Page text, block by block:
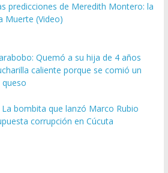
predicciones de Meredith Montero: la
Muerte (Video)
Quemó a su hija de 4 años
caliente porque se comió un
La bombita que lanzó Marco Rubio
corrupción en Cúcuta